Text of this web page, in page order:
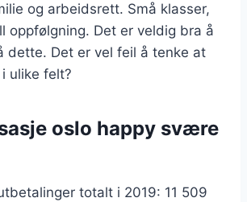
og arbeidsrett. Små klasser,
oppfølgning. Det er veldig bra å
dette. Det er vel feil å tenke at
ulike felt?
oslo happy svære
totalt i 2019: 11 509